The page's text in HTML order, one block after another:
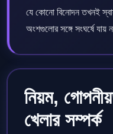
যে কোনো বিনোদন তখনই
অংশগুলোর সঙ্গে সংঘর্ষে যায়
নিয়ম,
খেলার সম্পর্ক